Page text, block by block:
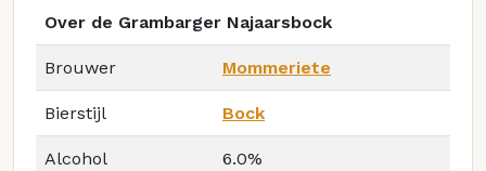
Over de Grambarger Najaarsbock
Brouwer Mommeriete
Bierstijl Bock
Alcohol 6.0%